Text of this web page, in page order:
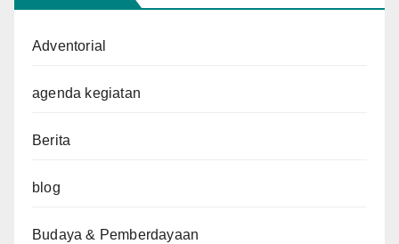
Adventorial
agenda kegiatan
Berita
blog
Budaya & Pemberdayaan